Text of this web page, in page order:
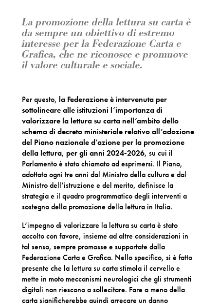
La promozione della lettura su carta è
da sempre un obiettivo di estremo
interesse per la Federazione Carta e
Grafica, che ne riconosce e promuove
il valore culturale e sociale.
Per questo, la Federazione è intervenuta per
sottolineare alle istituzioni l’importanza di
valorizzare la lettura su carta nell’ambito dello
schema di decreto ministeriale relativo all’adozione
del Piano nazionale d’azione per la promozione
della lettura, per gli anni 2024-2026, su cui il
Parlamento è stato chiamato ad esprimersi. Il Piano,
adottato ogni tre anni dal Ministro della cultura e dal
Ministro dell’istruzione e del merito, definisce la
strategia e il quadro programmatico degli interventi a
sostegno della promozione della lettura in Italia.
L’impegno di valorizzare la lettura su carta è stato
accolto con favore, insieme ad altre considerazioni in
tal senso, sempre promosse e supportate dalla
Federazione Carta e Grafica. Nello specifico, si è fatto
presente che la lettura su carta stimola il cervello e
mette in moto meccanismi neurologici che gli strumenti
digitali non riescono a sollecitare. Fare a meno della
carta significherebbe quindi arrecare un danno